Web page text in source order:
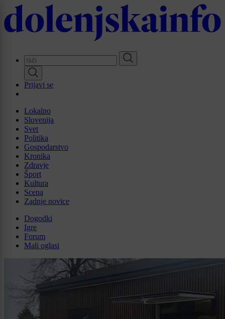
Skip
to
main
Prijavi se
Lokalno
Slovenija
Svet
Politika
Gospodarstvo
Kronika
Zdravje
Šport
Kultura
Scena
Zadnje novice
Dogodki
Igre
Forum
Mali oglasi